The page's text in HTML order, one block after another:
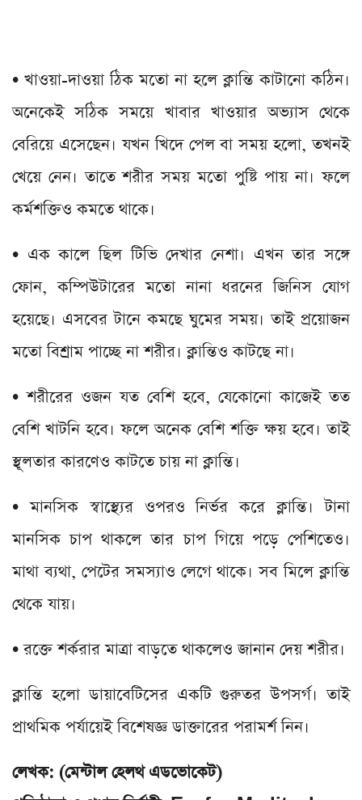
• খাওয়া-দাওয়া ঠিক মতো না হলে ক্লান্তি কাটানো কঠিন।
অনেকেই সঠিক সময়ে খাবার খাওয়ার অভ্যাস থেকে
বেরিয়ে এসেছেন। যখন খিদে পেল বা সময় হলো, তখনই
খেয়ে নেন। তাতে শরীর সময় মতো পুষ্টি পায় না। ফলে
কর্মশক্তিও কমতে থাকে।
• এক কালে ছিল টিভি দেখার নেশা। এখন তার সঙ্গে
ফোন, কম্পিউটারের মতো নানা ধরনের জিনিস যোগ
হয়েছে। এসবের টানে কমছে ঘুমের সময়। তাই প্রয়োজন
মতো বিশ্রাম পাচ্ছে না শরীর। ক্লান্তিও কাটছে না।
• শরীরের ওজন যত বেশি হবে, যেকোনো কাজেই তত
বেশি খাটনি হবে। ফলে অনেক বেশি শক্তি ক্ষয় হবে। তাই
স্থূলতার কারণেও কাটতে চায় না ক্লান্তি।
• মানসিক স্বাস্থ্যের ওপরও নির্ভর করে ক্লান্তি। টানা
মানসিক চাপ থাকলে তার চাপ গিয়ে পড়ে পেশিতেও।
মাথা ব্যথা, পেটের সমস্যাও লেগে থাকে। সব মিলে ক্লান্তি
থেকে যায়।
• রক্তে শর্করার মাত্রা বাড়তে থাকলেও জানান দেয় শরীর।
ক্লান্তি হলো ডায়াবেটিসের একটি গুরুতর উপসর্গ। তাই
প্রাথমিক পর্যায়েই বিশেষজ্ঞ ডাক্তারের পরামর্শ নিন।
লেখক: (মেন্টাল হেলথ এডভোকেট)